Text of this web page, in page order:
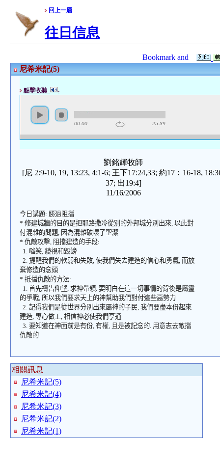
回上一層
往日信息
尼希米記(5)
點擊收聽 .
00:00 -25:39
劉銘輝牧師
[尼 2:9-10, 19, 13:23, 4:1-6; 王下17:24,33; 約17﹕16-18,
37; 出19:4]
11/16/2006
今日講題: 勝過阻擋
* 修建城牆的目的是把耶路撒冷從別的外邦城分別出來, 以此對
付混雜的問題, 因為混雜破壞了聖潔
* 仇敵攻擊, 阻擋建造的手段:
1. 嗤笑, 藐視和毀謗
2. 提醒我們的軟弱和失敗, 使我們失去建造的信心和勇氣, 而放
棄修造的念頭
* 抵擋仇敵的方法:
1. 首先禱告仰望, 求神帶領. 要明白在這一切事情的背後是屬靈
的爭戰, 所以我們要求天上的神幫助我們對付這些惡勢力
2. 記得我們是從世界分別出來屬神的子民, 我們要盡本份起來
建造, 專心做工, 相信神必使我們亨通
3. 要知道在神面前是有份, 有權, 且是被記念的. 用意志去敵擋
仇敵的
相關訊息
尼希米記(5)
尼希米記(4)
尼希米記(3)
尼希米記(2)
尼希米記(1)